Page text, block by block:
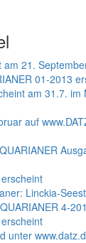
am 21.
01-2013
am 31.7.
auf
Linckia-
4-
unter